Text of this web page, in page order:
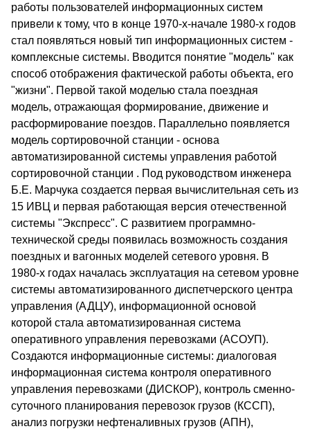
работы пользователей информационных систем
привели к тому, что в конце 1970-х-начале 1980-х годов
стал появляться новый тип информационных систем -
комплексные системы. Вводится понятие "модель" как
способ отображения фактической работы объекта, его
"жизни". Первой такой моделью стала поездная
модель, отражающая формирование, движение и
расформирование поездов. Параллельно появляется
модель сортировочной станции - основа
автоматизированной системы управления работой
сортировочной станции . Под руководством инженера
Б.Е. Марчука создается первая вычислительная сеть из
15 ИВЦ и первая работающая версия отечественной
системы "Экспресс". С развитием программно-
технической среды появилась возможность создания
поездных и вагонных моделей сетевого уровня. В
1980-х годах началась эксплуатация на сетевом уровне
системы автоматизированного диспетчерского центра
управления (АДЦУ), информационной основой
которой стала автоматизированная система
оперативного управления перевозками (АСОУП).
Создаются информационные системы: диалоговая
информационная система контроля оперативного
управления перевозками (ДИСКОР), контроль сменно-
суточного планирования перевозок грузов (КССП),
анализ погрузки нефтеналивных грузов (АПН),